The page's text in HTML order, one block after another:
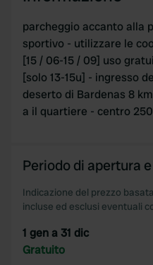
parcheggio accanto alla
sportivo - utilizzare le
[15 / 06-15 / 09] uso
[solo 13-15u] - ingresso
deserto di Bardenas 8
a il quartiere - centro
Periodo di apertura
Indicazione del prezzo
incluse ed esclusi eventuali
1 gen a 31 dic
Gratuito